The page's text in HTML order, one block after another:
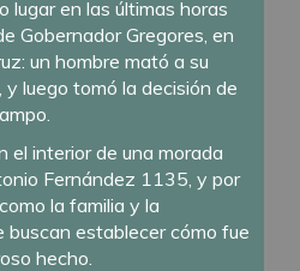
lugar en las últimas horas
Gobernador Gregores, en
un hombre mató a su
luego tomó la decisión de
el interior de una morada
Fernández 1135, y por
la familia y la
buscan establecer cómo fue
hecho.